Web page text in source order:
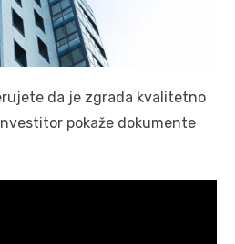
da je zgrada kvalitetno
pokaže dokumente